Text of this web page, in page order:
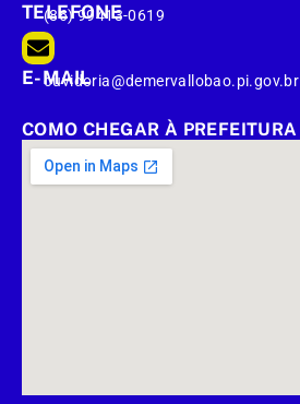
TELEFONE
(86) 99413-0619
E-MAIL
ouvidoria@demervallobao.pi.gov.br
COMO CHEGAR À PREFEITURA